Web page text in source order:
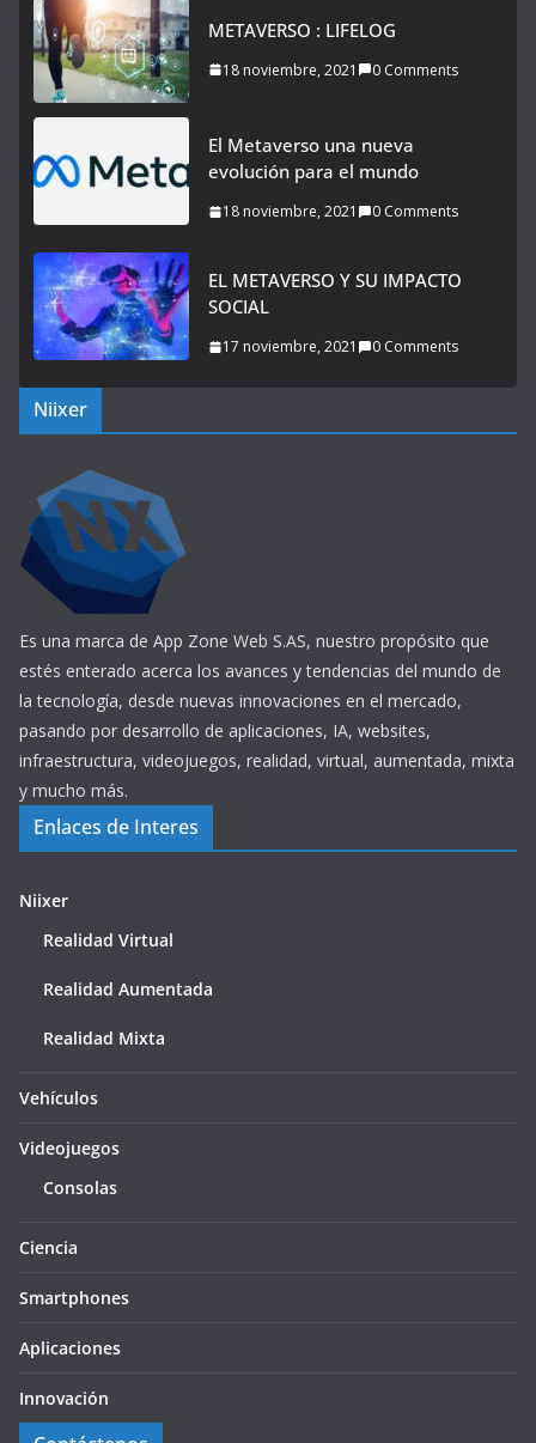
METAVERSO : LIFELOG
18 noviembre, 2021 0 Comments
El Metaverso una nueva
evolución para el mundo
18 noviembre, 2021 0 Comments
EL METAVERSO Y SU IMPACTO
SOCIAL
17 noviembre, 2021 0 Comments
Niixer
Es una marca de App Zone Web S.AS, nuestro propósito que
estés enterado acerca los avances y tendencias del mundo de
la tecnología, desde nuevas innovaciones en el mercado,
pasando por desarrollo de aplicaciones, IA, websites,
infraestructura, videojuegos, realidad, virtual, aumentada, mixta
y mucho más.
Enlaces de Interes
Niixer
Realidad Virtual
Realidad Aumentada
Realidad Mixta
Vehículos
Videojuegos
Consolas
Ciencia
Smartphones
Aplicaciones
Innovación